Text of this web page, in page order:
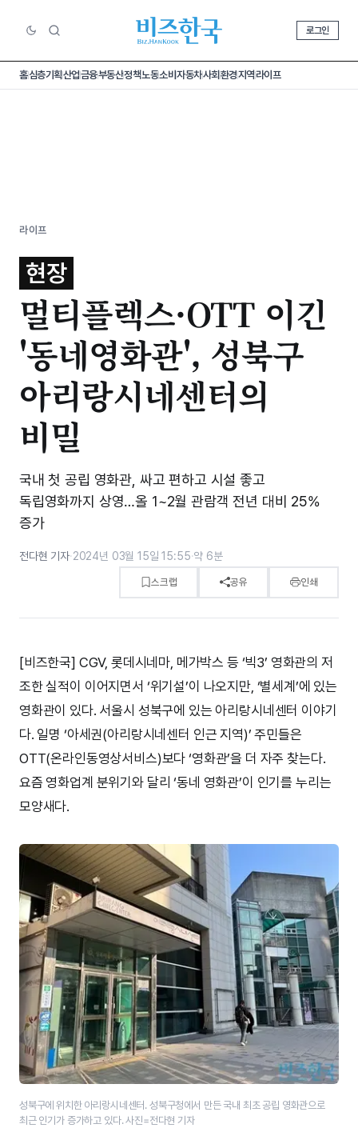
로그인
홈심층기획산업금융부동산정책노동소비 자동차사회환경지역라이프
라이프
현장
멀티플렉스·OTT 이긴
'동네영화관', 성북구
아리랑시네센터의
비밀
국내 첫 공립 영화관, 싸고 편하고 시설 좋고
독립영화까지 상영…올 1~2월 관람객 전년 대비 25%
증가
전다현 기자·2024년 03월 15일 15:55·약 6분
스크랩 공유 인쇄
[비즈한국] CGV, 롯데시네마, 메가박스 등 ‘빅3’ 영화관의 저
조한 실적이 이어지면서 ‘위기설’이 나오지만, ‘별세계’에 있는
영화관이 있다. 서울시 성북구에 있는 아리랑시네센터 이야기
다. 일명 ‘아세권(아리랑시네센터 인근 지역)’ 주민들은
OTT(온라인동영상서비스)보다 ‘영화관’을 더 자주 찾는다.
요즘 영화업계 분위기와 달리 ‘동네 영화관’이 인기를 누리는
모양새다.
성북구에 위치한 아리랑시네센터. 성북구청에서 만든 국내 최초 공립 영화관으로
최근 인기가 증가하고 있다. 사진=전다현 기자